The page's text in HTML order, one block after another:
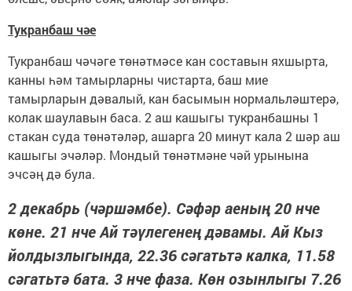
Тукранбаш чәе
Тукранбаш чәчәге төнәтмәсе кан составын яхшырта,
канны һәм тамырларны чистарта, баш мие
тамырларын дәвалый, кан басымын нормальләштерә,
колак шаулавын баса. 2 аш кашыгы тукранбашны 1
стакан суда төнәтәләр, ашарга 20 минут кала 2 шәр аш
кашыгы эчәләр. Мондый төнәтмәне чәй урынына
эчсәң дә була.
2 декабрь (чәршәмбе). Сәфәр аеның 20 нче
көне. 21 нче Ай тәүлегенең дәвамы. Ай Кыз
йолдызлыгында, 22.36 сәгатьтә калка, 11.58
сәгатьтә бата. 3 нче фаза. Көн озынлыгы 7.26